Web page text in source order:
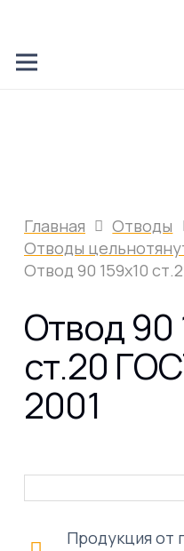
Главная
Отводы
Отводы
Отвод 90 159х10
Отвод 90
ст.20
2001
Продукция от